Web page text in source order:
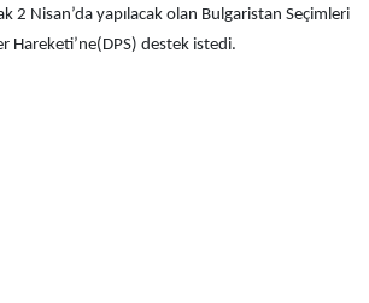
2 Nisan’da yapılacak olan Bulgaristan Seçimleri
Hareketi’ne(DPS) destek istedi.